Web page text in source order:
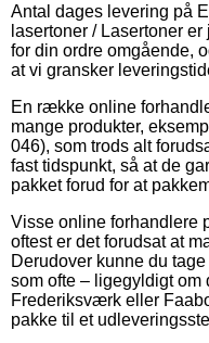
Antal dages levering på
lasertoner / Lasertoner
for din ordre omgående,
at vi gransker
En række online
mange produkter,
046), som trods alt
fast tidspunkt, så at de
pakket forud for at
Visse online forhandlere
oftest er det forudsat at
Derudover kunne du
som ofte – ligegyldigt
Frederiksværk eller
pakke til et